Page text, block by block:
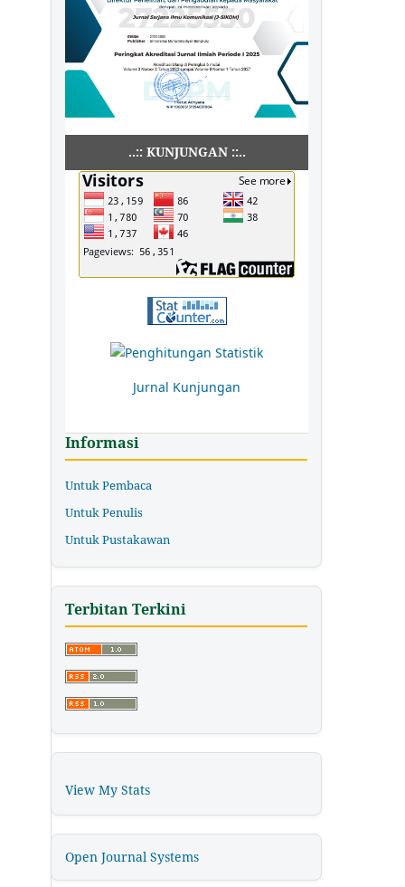
..:: KUNJUNGAN ::..
Jurnal Kunjungan
Informasi
Untuk Pembaca
Untuk Penulis
Untuk Pustakawan
Terbitan Terkini
View My Stats
Open Journal Systems